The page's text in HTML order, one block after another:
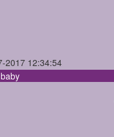
2017 12:34:54